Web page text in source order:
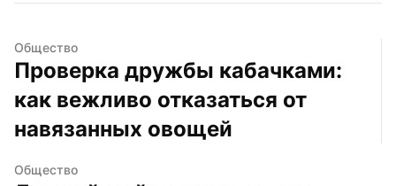
Общество
Проверка дружбы кабачками:
как вежливо отказаться от
навязанных овощей
Общество